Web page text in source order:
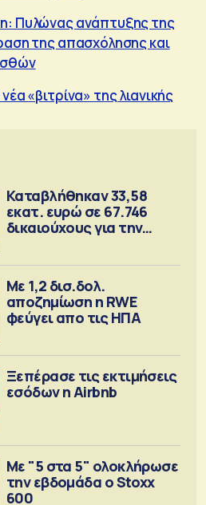
Πυλώνας ανάπτυξης της
της απασχόλησης και
«βιτρίνα» της λιανικής
Καταβλήθηκαν 33,58
εκατ. ευρώ σε 67.746
δικαιούχους για την
Με 1,2 δισ.δολ.
αποζημίωση η RWE
φεύγει απο τις ΗΠΑ
Ξεπέρασε τις εκτιμήσεις
εσόδων η Airbnb
Με "5 στα 5" ολοκλήρωσε
την εβδομάδα ο Stoxx
600